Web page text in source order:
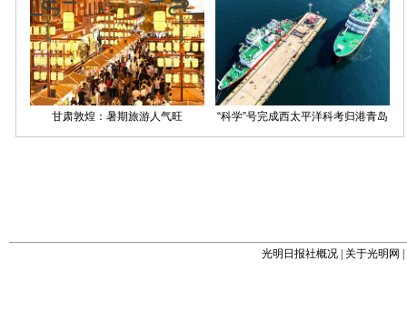
光明日报社概况 关于光明网